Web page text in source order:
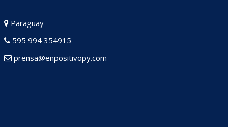
Paraguay
595 994 354915
prensa@enpositivopy.com